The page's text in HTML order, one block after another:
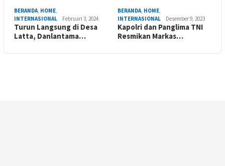
BERANDA, HOME,
INTERNASIONAL
Februari 3, 2024
Turun Langsung di Desa
Latta, Danlantama…
BERANDA, HOME,
INTERNASIONAL
Desember 9, 2023
Kapolri dan Panglima TNI
Resmikan Markas…